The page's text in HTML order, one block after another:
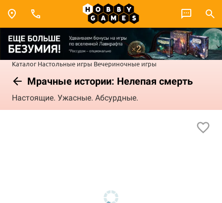
Каталог Настольные игры Вечериночные игры
Мрачные истории: Нелепая смерть
Настоящие. Ужасные. Абсурдные.